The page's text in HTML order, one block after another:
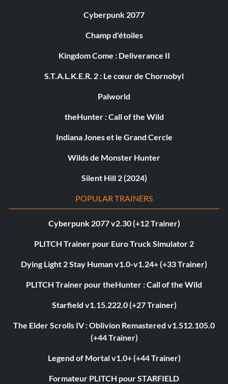
Cyberpunk 2077
Champ d'étoiles
Kingdom Come : Deliverance II
S.T.A.L.K.E.R. 2 : Le cœur de Chornobyl
Palworld
theHunter : Call of the Wild
Indiana Jones et le Grand Cercle
Wilds de Monster Hunter
Silent Hill 2 (2024)
POPULAR TRAINERS
Cyberpunk 2077 v2.30 (+12 Trainer)
PLITCH Trainer pour Euro Truck Simulator 2
Dying Light 2 Stay Human v1.0-v1.24+ (+33 Trainer)
PLITCH Trainer pour theHunter : Call of the Wild
Starfield v1.15.222.0 (+27 Trainer)
The Elder Scrolls IV : Oblivion Remastered v1.512.105.0
(+44 Trainer)
Legend of Mortal v1.0+ (+44 Trainer)
Formateur PLITCH pour STARFIELD